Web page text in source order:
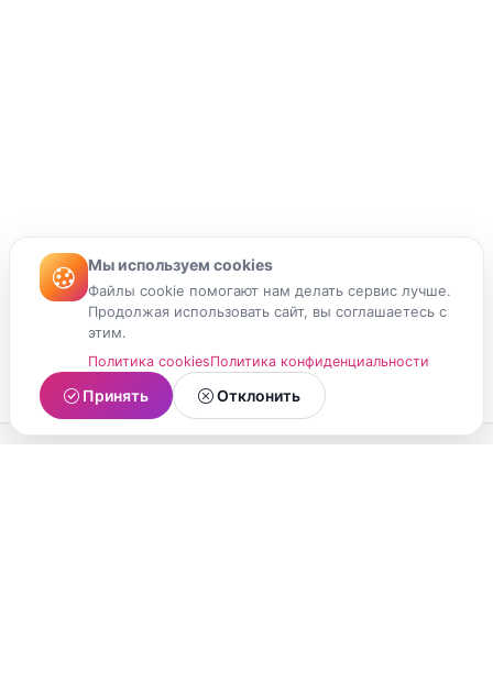
Мы используем cookies
Файлы cookie помогают нам делать сервис лучше.
Продолжая использовать сайт, вы соглашаетесь с
этим.
Политика cookiesПолитика конфиденциальности
Принять Отклонить